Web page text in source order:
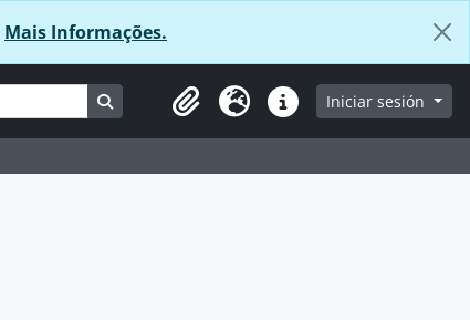
Mais Informações.
Search in browse page
Clipboard
Idioma Enlaces rápidos
Iniciar sesión